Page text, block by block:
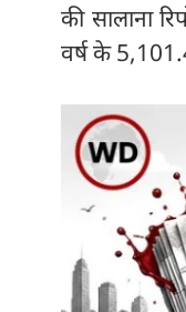
की सालाना
वर्ष के